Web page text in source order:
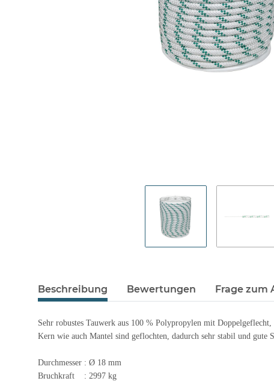
Beschreibung Bewertungen Frage zum
Sehr robustes Tauwerk aus 100 % Polypropylen mit Doppelgeflecht,
Kern wie auch Mantel sind geflochten, dadurch sehr stabil und gute
Durchmesser : Ø 18 mm
Bruchkraft : 2997 kg